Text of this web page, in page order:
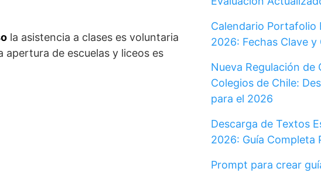
la asistencia a clases es voluntaria
apertura de escuelas y liceos es
Calendario Portafolio
2026: Fechas Clave y
Nueva Regulación de
Colegios de Chile:
para el 2026
Descarga de Textos
2026: Guía Completa
Prompt para crear